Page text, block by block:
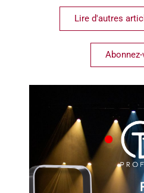
Lire d'autres